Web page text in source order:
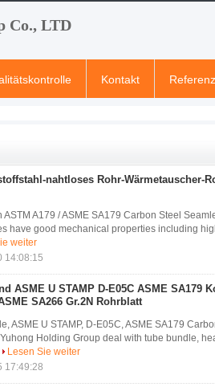
Co., LTD
Kontakt
nahtloses Rohr-Wärmetauscher-
ASTM A179 / ASME SA179 Carbon Steel
have good mechanical properties including
weiter
14:08:15
ASME U STAMP D-E05C ASME SA179
SA266 Gr.2N Rohrblatt
ASME U STAMP, D-E05C, ASME SA179
Holding Group deal with tube bundle,
Lesen Sie weiter
17:49:28